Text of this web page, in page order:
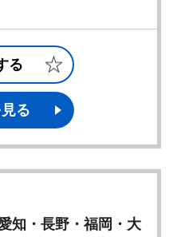
る
る
知・長野・福岡・大